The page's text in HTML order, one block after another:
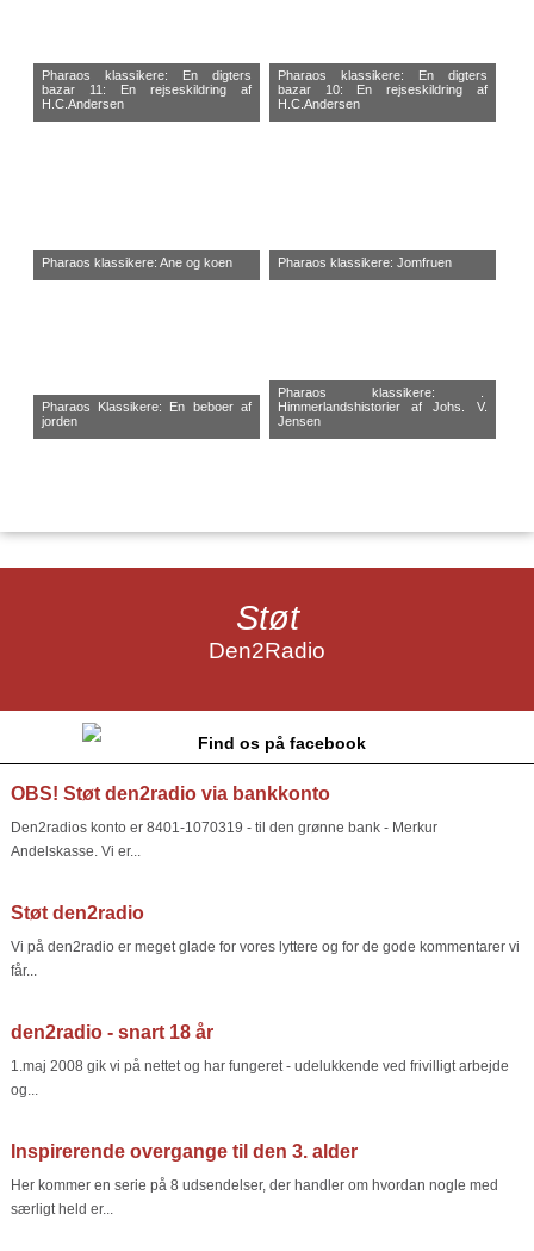
Pharaos klassikere: En digters
bazar 11: En rejseskildring af
H.C.Andersen
Pharaos klassikere: En digters
bazar 10: En rejseskildring af
H.C.Andersen
Pharaos klassikere: Ane og koen Pharaos klassikere: Jomfruen
Pharaos Klassikere: En beboer af
jorden
Pharaos klassikere: .
Himmerlandshistorier af Johs. V.
Jensen
Støt
Den2Radio
Find os på facebook
OBS! Støt den2radio via bankkonto
Den2radios konto er 8401-1070319 - til den grønne bank - Merkur
Andelskasse. Vi er...
Støt den2radio
Vi på den2radio er meget glade for vores lyttere og for de gode kommentarer vi
får...
den2radio - snart 18 år
1.maj 2008 gik vi på nettet og har fungeret - udelukkende ved frivilligt arbejde
og...
Inspirerende overgange til den 3. alder
Her kommer en serie på 8 udsendelser, der handler om hvordan nogle med
særligt held er...